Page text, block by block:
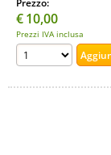
€10,00
Prezzi IVA inclusa